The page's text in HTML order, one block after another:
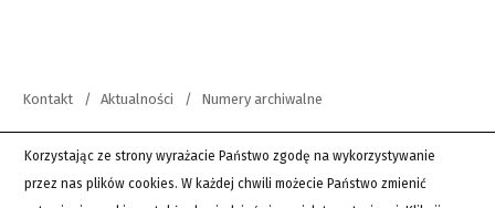
Kontakt Aktualności Numery archiwalne
copyright 2012-2026 Wszystkie prawa zastrzeżone | Teksty Drugie
PingSoft
Korzystając ze strony wyrażacie Państwo zgodę na wykorzystywanie
przez nas plików cookies. W każdej chwili możecie Państwo zmienić